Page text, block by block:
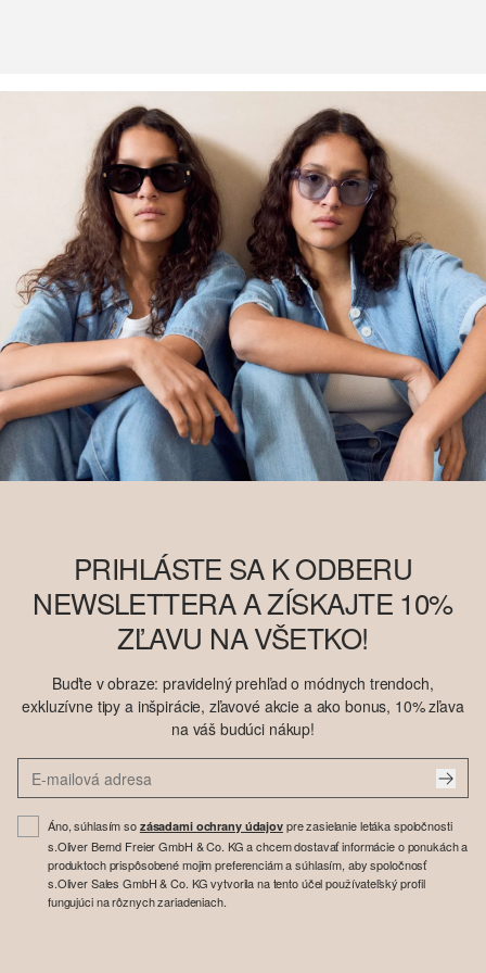
PRIHLÁSTE SA K ODBERU
NEWSLETTERA A ZÍSKAJTE 10%
ZĽAVU NA VŠETKO!
Buďte v obraze: pravidelný prehľad o módnych trendoch,
exkluzívne tipy a inšpirácie, zľavové akcie a ako bonus, 10% zľava
na váš budúci nákup!
Áno, súhlasím so zásadami ochrany údajovpre zasielanie letáka spoločnosti
s.Oliver Bernd Freier GmbH & Co. KG a chcem dostavať informácie o ponukách a
produktoch prispôsobené mojim preferenciám a súhlasím, aby spoločnosť
s.Oliver Sales GmbH & Co. KG vytvorila na tento účel používateľský profil
fungujúci na rôznych zariadeniach.